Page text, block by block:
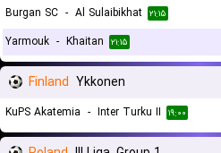
Burgan SC - Al Sulaibikhat ۲۱:۱۵
Yarmouk - Khaitan ۲۱:۱۵
Finland Ykkonen
KuPS Akatemia - Inter Turku II ۱۹:۰۰